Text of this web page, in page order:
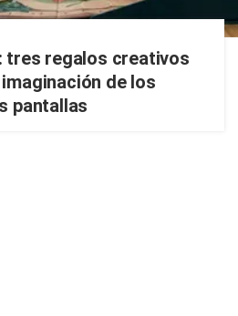
tres regalos creativos
de los
pantallas